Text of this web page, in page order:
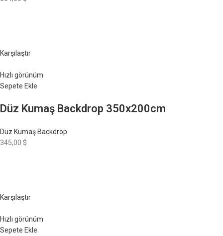
Karşılaştır
Hızlı görünüm
Sepete Ekle
Düz Kumaş Backdrop 350x200cm
Düz Kumaş Backdrop
345,00 $
Karşılaştır
Hızlı görünüm
Sepete Ekle